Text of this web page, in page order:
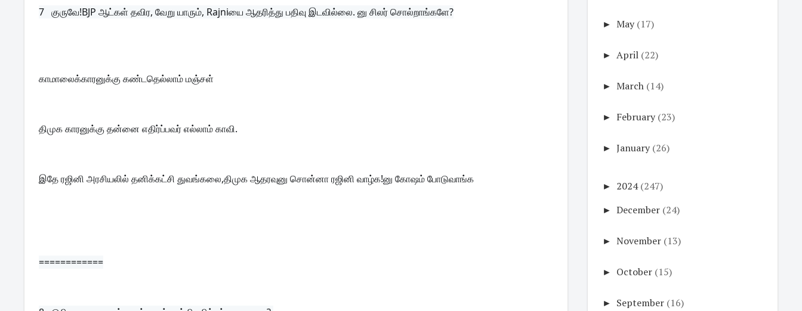
7 குருவே!BJP ஆட்கள் தவிர, வேறு யாரும், Rajniயை ஆதரித்து பதிவு இடவில்லை. னு சிலர் சொல்றாங்களே?
காமாலைக்காரனுக்கு கண்டதெல்லாம் மஞ்சள்
திமுக காரனுக்கு தன்னை எதிர்ப்பவர் எல்லாம் காவி.
இதே ரஜினி அரசியலில் தனிக்கட்சி துவங்கலை,திமுக ஆதரவுனு சொன்னா ரஜினி வாழ்க!னு கோஷம் போடுவாங்க
============
► May (17)
► April (22)
► March (14)
► February (23)
► January (26)
► 2024 (247)
► December (24)
► November (13)
► October (15)
► September (16)